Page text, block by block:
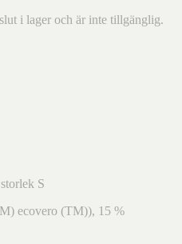
i lager och är inte tillgänglig.
S
ecovero (TM)), 15 %